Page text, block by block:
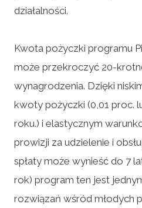
działalności.
Kwota pożyczki programu
może przekroczyć 20-
wynagrodzenia. Dzięki
kwoty pożyczki (0,01 proc.
roku.) i elastycznym
prowizji za udzielenie i
spłaty może wynieść do 7
rok) program ten jest
rozwiązań wśród młodych